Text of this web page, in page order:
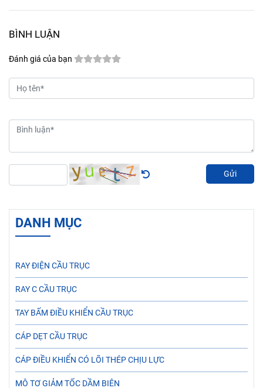
BÌNH LUẬN
Đánh giá của bạn
Gửi
DANH MỤC
RAY ĐIỆN CẦU TRỤC
RAY C CẦU TRỤC
TAY BẤM ĐIỀU KHIỂN CẦU TRỤC
CÁP DẸT CẦU TRỤC
CÁP ĐIỀU KHIỂN CÓ LÕI THÉP CHỊU LỰC
MÔ TƠ GIẢM TỐC DẦM BIÊN